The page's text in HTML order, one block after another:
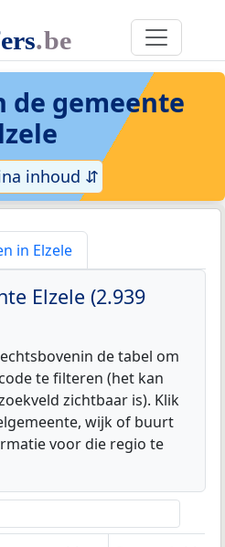
de gemeente
inhoud ⇵
in Elzele
Elzele (2.939
de tabel om
te filteren (het kan
zichtbaar is). Klik
wijk of buurt
voor die regio te